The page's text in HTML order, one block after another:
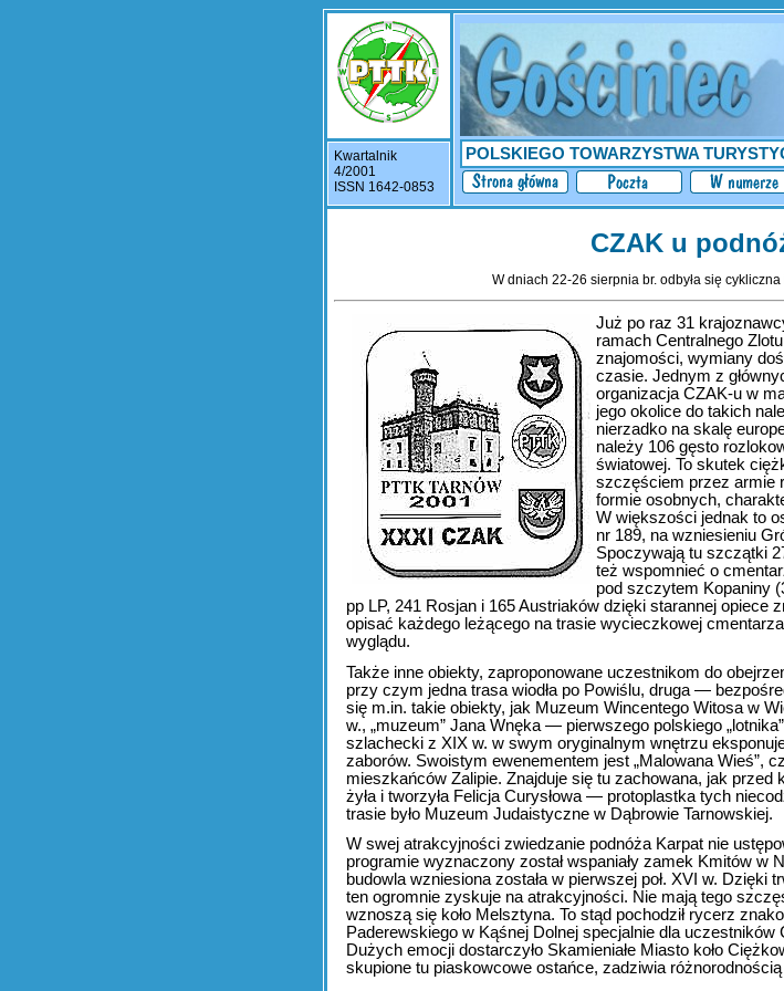
POLSKIEGO TOWARZYSTWA
Kwartalnik
4/2001
ISSN 1642-0853
CZAK u
W dniach 22-26 sierpnia br. odbyła się
Już po raz 31
ramach Centralnego
znajomości, wymiany
czasie. Jednym z
organizacja CZAK-u w
jego okolice do takich
nierzadko na skalę
należy 106 gęsto
światowej. To skutek
szczęściem przez armie
formie osobnych,
W większości jednak to
nr 189, na wzniesieniu
Spoczywają tu szczątki
też wspomnieć o
pod szczytem Kopaniny
pp LP, 241 Rosjan i 165 Austriaków dzięki starannej opiece
opisać każdego leżącego na trasie wycieczkowej
wyglądu.
Także inne obiekty, zaproponowane uczestnikom do
przy czym jedna trasa wiodła po Powiślu, druga —
się m.in. takie obiekty, jak Muzeum Wincentego Witosa w
w., „muzeum” Jana Wnęka — pierwszego polskiego
szlachecki z XIX w. w swym oryginalnym wnętrzu
zaborów. Swoistym ewenementem jest „Malowana Wieś”,
mieszkańców Zalipie. Znajduje się tu zachowana, jak
żyła i tworzyła Felicja Curysłowa — protoplastka tych
trasie było Muzeum Judaistyczne w Dąbrowie Tarnowskiej.
W swej atrakcyjności zwiedzanie podnóża Karpat nie
programie wyznaczony został wspaniały zamek Kmitów w
budowla wzniesiona została w pierwszej poł. XVI w. Dzięki
ten ogromnie zyskuje na atrakcyjności. Nie mają tego
wznoszą się koło Melsztyna. To stąd pochodził rycerz
Paderewskiego w Kąśnej Dolnej specjalnie dla
Dużych emocji dostarczyło Skamieniałe Miasto koło
skupione tu piaskowcowe ostańce, zadziwia